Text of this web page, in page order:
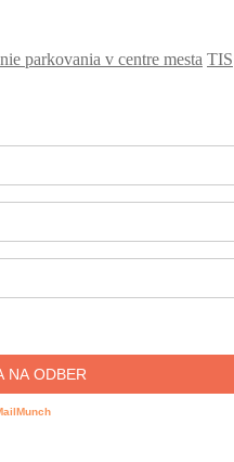
parkovania v centre mesta TIS